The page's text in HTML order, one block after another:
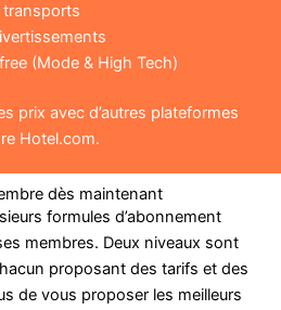
transports
(Mode & High Tech)
prix avec d’autres plateformes
Hotel.com.
dès maintenant
formules d’abonnement
membres. Deux niveaux sont
proposant des tarifs et des
de vous proposer les meilleurs